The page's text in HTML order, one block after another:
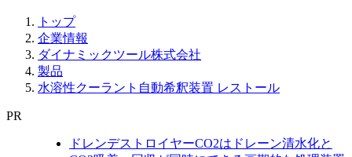
トップ
企業情報
ダイナミックツール株式会社
製品
水溶性クーラント自動希釈装置 レストール
PR
ドレンデストロイヤーCO2はドレーン清水化と